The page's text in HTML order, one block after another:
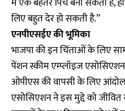
लिए बहुत देर हो सकती है.”
एनपीएसईए की भूमिका
भाजपा की इन चिंताओं के लिए
पेंशन स्कीम एम्प्लॉइज
ओपीएस की वापसी के लिए
एसोसिएशन ने इस मुद्दे को